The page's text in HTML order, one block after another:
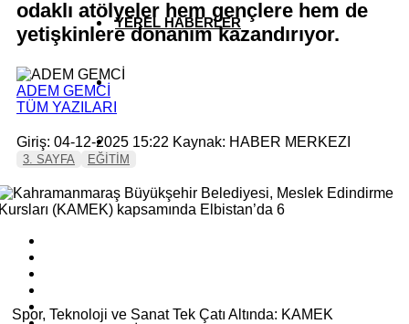
YEREL HABERLER
odaklı atölyeler hem gençlere hem de
yetişkinlere donanım kazandırıyor.
ADEM GEMCİ
TÜM YAZILARI
Giriş: 04-12-2025 15:22 Kaynak: HABER MERKEZI
3. SAYFA EĞİTİM
Spor, Teknoloji ve Sanat Tek Çatı Altında: KAMEK